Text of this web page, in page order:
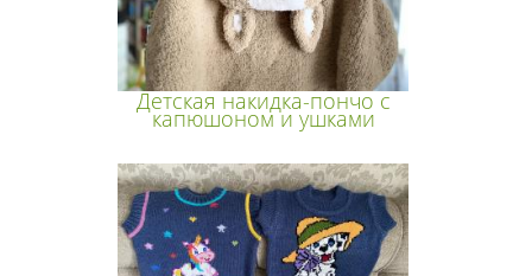
Детская накидка-пончо с
капюшоном и ушками